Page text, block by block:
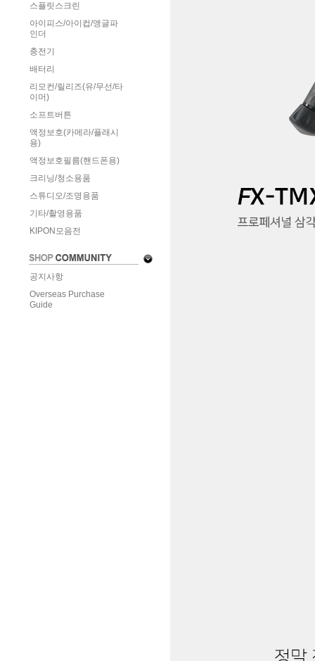
스플릿스크린
아이피스/아이컵/앵글파
인더
충전기
배터리
리모컨/릴리즈(유/무선/타
이머)
소프트버튼
액정보호(카메라/플래시
용)
액정보호필름(핸드폰용)
크리닝/청소용품
스튜디오/조명용품
기타/촬영용품
KIPON모음전
공지사항
Overseas Purchase
Guide